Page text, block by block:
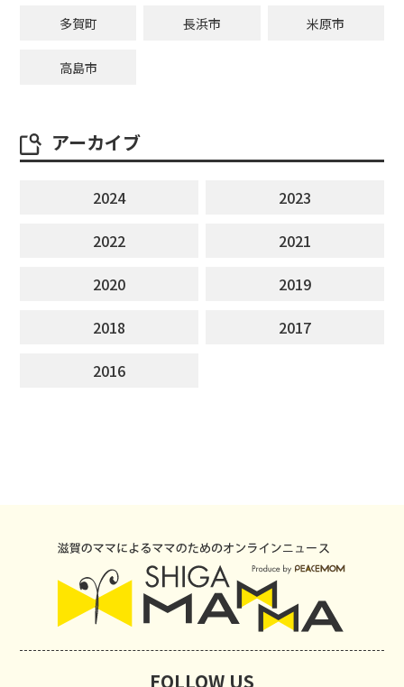
多賀町 長浜市 米原市
高島市
アーカイブ
2024
2023
2022
2021
2020
2019
2018
2017
2016
FOLLOW US